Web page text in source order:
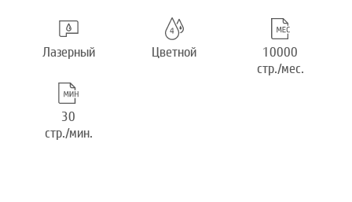
Лазерный Цветной
10000
стр./мес.
30
стр./мин.